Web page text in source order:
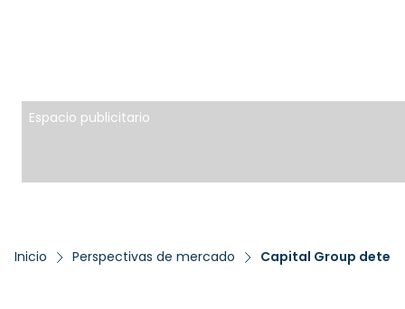
Espacio publicitario
Inicio Perspectivas de mercado